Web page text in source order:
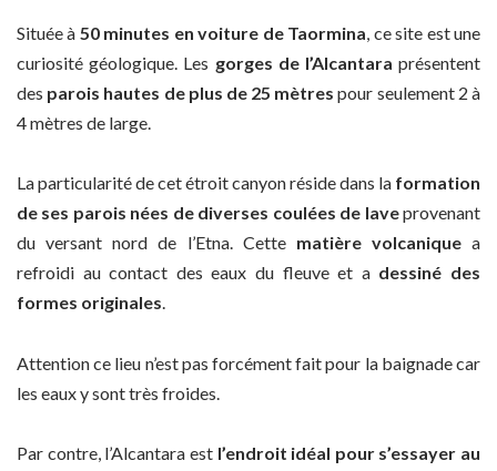
Située à 50 minutes en voiture de Taormina, ce site est une
curiosité géologique. Les gorges de l’Alcantara présentent
des parois hautes de plus de 25 mètres pour seulement 2 à
4 mètres de large.
La particularité de cet étroit canyon réside dans la formation
de ses parois nées de diverses coulées de laveprovenant
du versant nord de l’Etna. Cette matière volcaniquea
refroidi au contact des eaux du fleuve et a dessiné des
formes originales.
Attention ce lieu n’est pas forcément fait pour la baignade car
les eaux y sont très froides.
Par contre, l’Alcantara est l’endroit idéal pour s’essayer au